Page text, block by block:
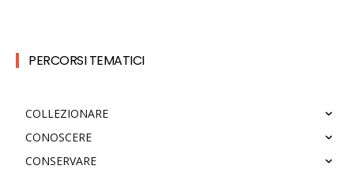
PERCORSI TEMATICI
COLLEZIONARE
CONOSCERE
CONSERVARE